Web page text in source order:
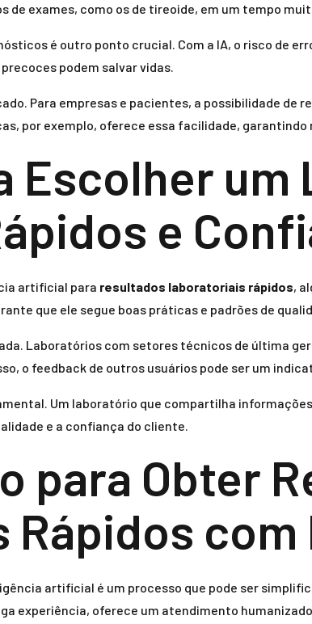
exames, como os de tireoide, em um tempo
é outro ponto crucial. Com a IA, o risco de
podem salvar vidas.
Para empresas e pacientes, a possibilidade de
por exemplo, oferece essa facilidade,
Escolher
e
artificial para resultados laboratoriais rápidos,
que ele segue boas práticas e padrões de
Laboratórios com setores técnicos de última
o feedback de outros usuários pode ser um
Um laboratório que compartilha
e a confiança do cliente.
para Obter
com
artificial é um processo que pode ser
experiência, oferece um atendimento